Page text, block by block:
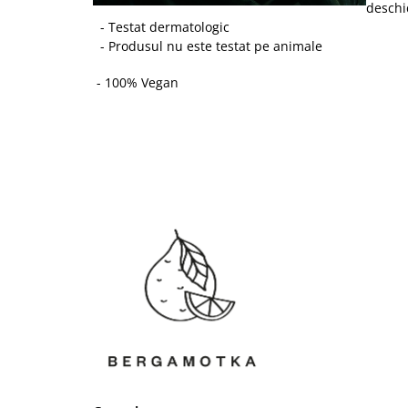
- Testat dermatologic
- Produsul nu este testat pe animale
- 100% Vegan